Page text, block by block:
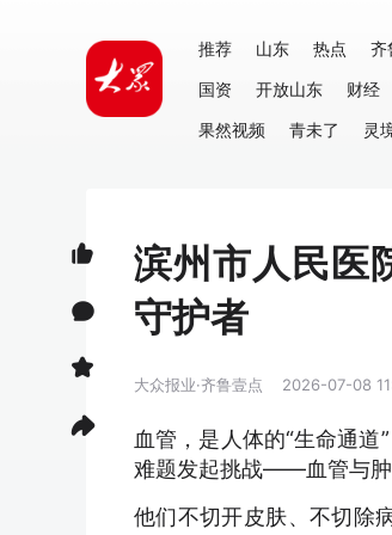
推荐 山东 热点 齐
国资
开放山东 财经
果然视频
青未了 灵
滨州市人民医
守护者
大众报业·齐鲁壹点 2026-07-08
血管，是人体的“生命通
难题发起挑战——血管与肿
他们不切开皮肤、不切除